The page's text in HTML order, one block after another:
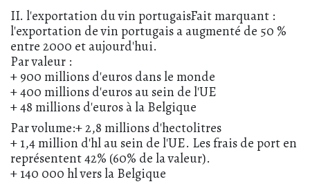
II. l'exportation du vin portugaisFait marquant :
l'exportation de vin portugais a augmenté de 50 %
entre 2000 et aujourd'hui.
Par valeur :
+ 900 millions d'euros dans le monde
+ 400 millions d'euros au sein de l'UE
+ 48 millions d'euros à la Belgique
Par volume:+ 2,8 millions d'hectolitres
+ 1,4 million d'hl au sein de l'UE. Les frais de port en
représentent 42% (60% de la valeur).
+ 140 000 hl vers la Belgique